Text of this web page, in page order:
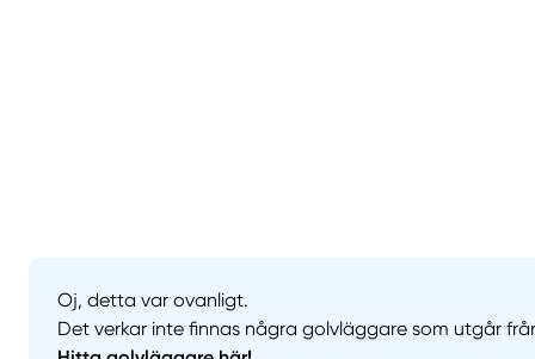
Oj, detta var ovanligt.
Det verkar inte finnas några golvläggare som utgår